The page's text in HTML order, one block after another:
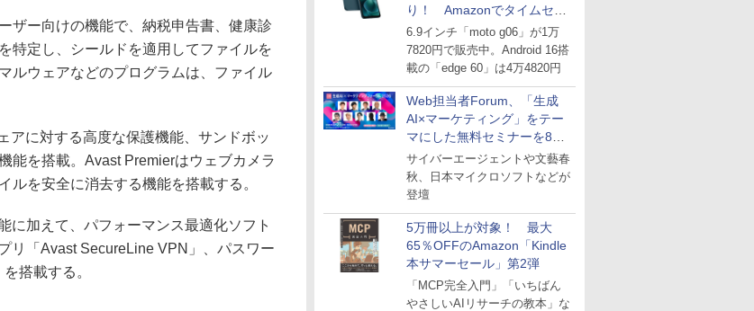
り！ Amazonでタイムセー
ル
6.9インチ「moto g06」が1万
7820円で販売中。Android 16搭
載の「edge 60」は4万4820円
Web担当者Forum、「生成
AI×マーケティング」をテー
マにした無料セミナーを8月
27日にオンライン開催
サイバーエージェントや文藝春
秋、日本マイクロソフトなどが
登壇
5万冊以上が対象！ 最大
65％OFFのAmazon「Kindle
本サマーセール」第2弾
「MCP完全入門」「いちばん
やさしいAIリサーチの教本」な
ザー向けの機能で、納税申告書、健康診
特定し、シールドを適用してファイルを
ルウェアなどのプログラムは、ファイル
に対する高度な保護機能、サンドボッ
能を搭載。Avast Premierはウェブカメラ
ルを安全に消去する機能を搭載する。
加えて、パフォーマンス最適化ソフト
リ「Avast SecureLine VPN」、パスワー
搭載する。